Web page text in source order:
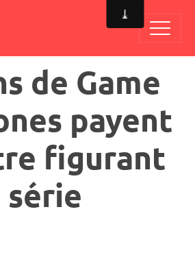
de Game
payent
figurant
série